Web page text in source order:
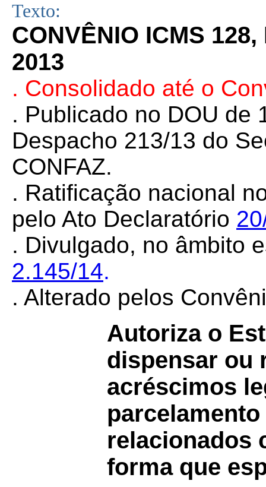
Texto:
CONVÊNIO ICMS
2013
. Consolidado até o
. Publicado no DOU de
Despacho 213/13 do
CONFAZ.
. Ratificação nacional
pelo Ato Declaratório
. Divulgado, no âmbito
2.145/14.
. Alterado pelos
Autoriza o
dispensar ou
acréscimos
relacionados
forma que